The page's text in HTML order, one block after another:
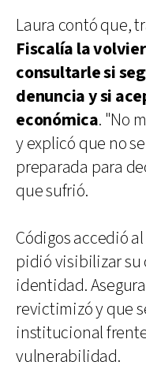
Laura contó que,
Fiscalía la
consultarle si
denuncia y si
económica. "No
y explicó que no
preparada para
que sufrió.
Códigos accedió
pidió visibilizar su
identidad.
revictimizó y que
institucional
vulnerabilidad.